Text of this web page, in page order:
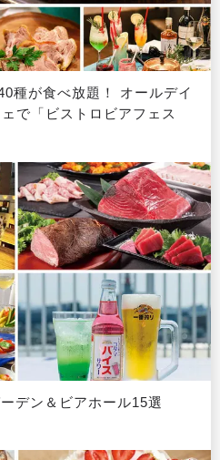
種が食べ放題！ オールデイ
で「ビストロビアフェス
デン＆ビアホール15選